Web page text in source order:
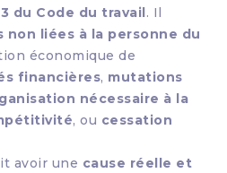
3 du Code du travail. Il
non liées à la personne du
économique de
financières, mutations
nécessaire à la
, ou cessation
avoir une cause réelle et